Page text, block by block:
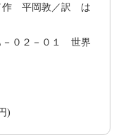
作 平岡敦／訳 は
０２－０１ 世界
)